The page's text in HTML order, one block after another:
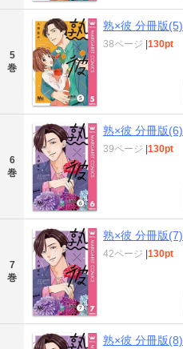
5
巻
熟×彼 分冊版(5)
38ページ 130pt
6
巻
熟×彼 分冊版(6)
39ページ 130pt
7
巻
熟×彼 分冊版(7)
42ページ 130pt
熟×彼 分冊版(8)